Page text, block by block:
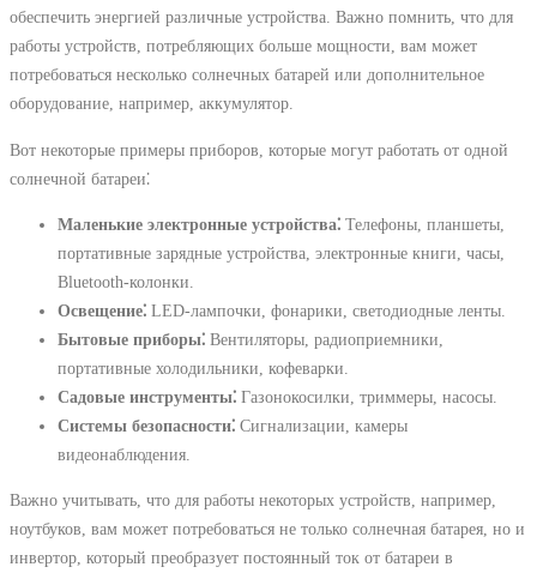
обеспечить энергией различные устройства. Важно помнить, что для
работы устройств, потребляющих больше мощности, вам может
потребоваться несколько солнечных батарей или дополнительное
оборудование, например, аккумулятор.
Вот некоторые примеры приборов, которые могут работать от одной
солнечной батареи⁚
Маленькие электронные устройства⁚ Телефоны, планшеты,
портативные зарядные устройства, электронные книги, часы,
Bluetooth-колонки.
Освещение⁚ LED-лампочки, фонарики, светодиодные ленты.
Бытовые приборы⁚ Вентиляторы, радиоприемники,
портативные холодильники, кофеварки.
Садовые инструменты⁚ Газонокосилки, триммеры, насосы.
Системы безопасности⁚ Сигнализации, камеры
видеонаблюдения.
Важно учитывать, что для работы некоторых устройств, например,
ноутбуков, вам может потребоваться не только солнечная батарея, но и
инвертор, который преобразует постоянный ток от батареи в